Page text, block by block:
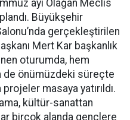
ayı Olağan Meclis
Büyükşehir
gerçekleştirilen
Mert Kar başkanlık
oturumda, hem
de önümüzdeki süreçte
masaya yatırıldı.
kültür-sanattan
birçok alanda gençlere